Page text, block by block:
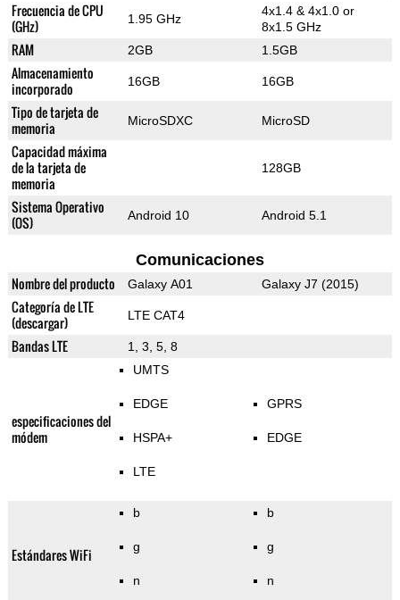
Frecuencia de CPU
(GHz)
1.95 GHz
4x1.4 & 4x1.0 or
8x1.5 GHz
RAM 2GB 1.5GB
Almacenamiento
incorporado
16GB 16GB
Tipo de tarjeta de
memoria
MicroSDXC MicroSD
Capacidad máxima
de la tarjeta de
memoria
128GB
Sistema Operativo
(OS)
Android 10 Android 5.1
Comunicaciones
Nombre del producto Galaxy A01 Galaxy J7 (2015)
Categoría de LTE
(descargar)
LTE CAT4
Bandas LTE 1, 3, 5, 8
especificaciones del
módem
UMTS
EDGE
HSPA+
LTE
GPRS
EDGE
Estándares WiFi
b
g
n
b
g
n